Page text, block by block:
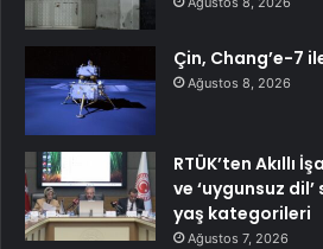
Çin, Chang’e-7
Ağustos 8, 2026
RTÜK’ten Akıllı
ve ‘uygunsuz
yaş kategorileri
Ağustos 7, 2026